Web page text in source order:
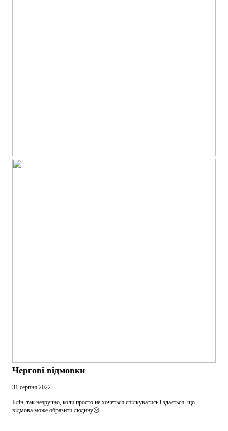
Чергові відмовки
31 серпня 2022
Блін, так незручно, коли просто не хочеться спілкуватись і здається, що
відмова може образити людину😥